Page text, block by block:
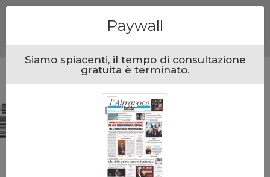
Paywall
Siamo spiacenti, il tempo di consultazione
gratuita è terminato.